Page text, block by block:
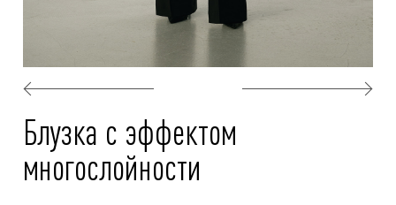
Блузка с эффектом
многослойности